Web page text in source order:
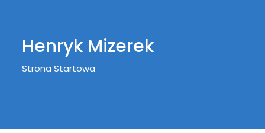
Henryk Mizerek
Breadcrumb
Strona Startowa